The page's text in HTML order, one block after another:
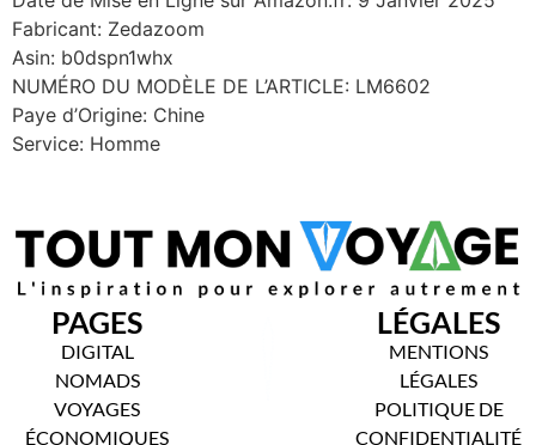
Fabricant: Zedazoom
Asin: b0dspn1whx
NUMÉRO DU MODÈLE DE L’ARTICLE: LM6602
Paye d’Origine: Chine
Service: Homme
PAGES
DIGITAL
NOMADS
VOYAGES
ÉCONOMIQUES
LÉGALES
MENTIONS
LÉGALES
POLITIQUE DE
CONFIDENTIALITÉ